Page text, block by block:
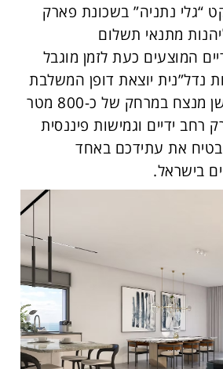
“גלי נתניה” בשכונת פארק
מתנאי תשלום
המוצעים כעת לזמן מוגבל
נדל”נית יוצאת דופן המשלבת
מגורי יוקרה, לוקיישן מנצח במרחק של כ-800 מטר
ידיים וגמישות פיננסית
את עתידכם באחד
בישראל.